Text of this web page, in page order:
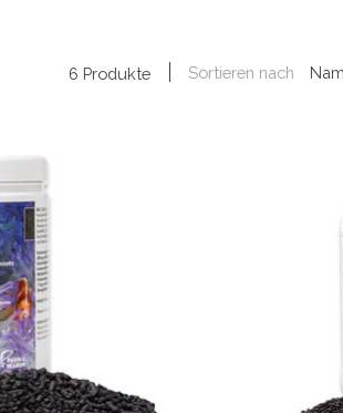
6 Produkte Sortieren nach